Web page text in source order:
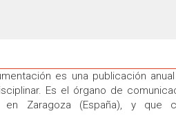
es una publicación
Es el órgano de
Zaragoza (España), y que